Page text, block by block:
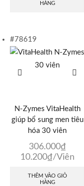
HÀNG
#78619
N-Zymes VitaHealth
giúp bổ sung men tiêu
hóa 30 viên
306.000₫
10.200₫/Viên
THÊM VÀO GIỎ
HÀNG